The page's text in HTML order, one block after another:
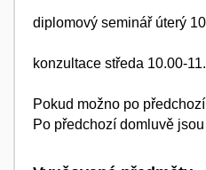
diplomový seminář úterý
konzultace středa 10.00-
Pokud možno po
Po předchozí domluvě